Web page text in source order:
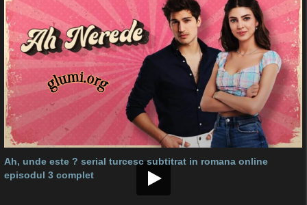
Ah, unde este ? serial turcesc subtitrat in romana online
episodul 3 complet